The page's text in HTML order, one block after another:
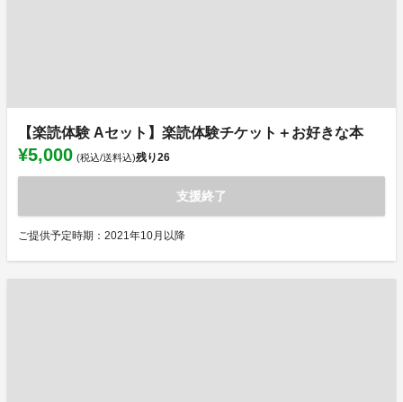
【楽読体験 Aセット】楽読体験チケット＋お好きな本
¥5,000 (税込/送料込)残り26
支援終了
ご提供予定時期：2021年10月以降